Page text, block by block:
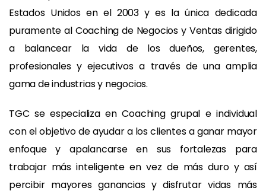
Estados Unidos en el 2003 y es la única dedicada
puramente al Coaching de Negocios y Ventas dirigido
a balancear la vida de los dueños, gerentes,
profesionales y ejecutivos a través de una amplia
gama de industrias y negocios.
TGC se especializa en Coaching grupal e individual
con el objetivo de ayudar a los clientes a ganar mayor
enfoque y apalancarse en sus fortalezas para
trabajar más inteligente en vez de más duro y así
percibir mayores ganancias y disfrutar vidas más